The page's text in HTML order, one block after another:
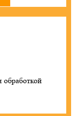
обработкой